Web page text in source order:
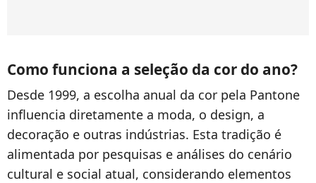
Como funciona a seleção da cor do ano?
Desde 1999, a escolha anual da cor pela Pantone
influencia diretamente a moda, o design, a
decoração e outras indústrias. Esta tradição é
alimentada por pesquisas e análises do cenário
cultural e social atual, considerando elementos